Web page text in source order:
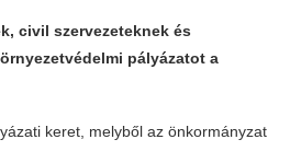
civil szervezeteknek és
pályázatot a
keret, melyből az önkormányzat